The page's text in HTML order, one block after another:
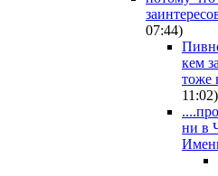
07:44)
кем
тоже
11:02)
ни в